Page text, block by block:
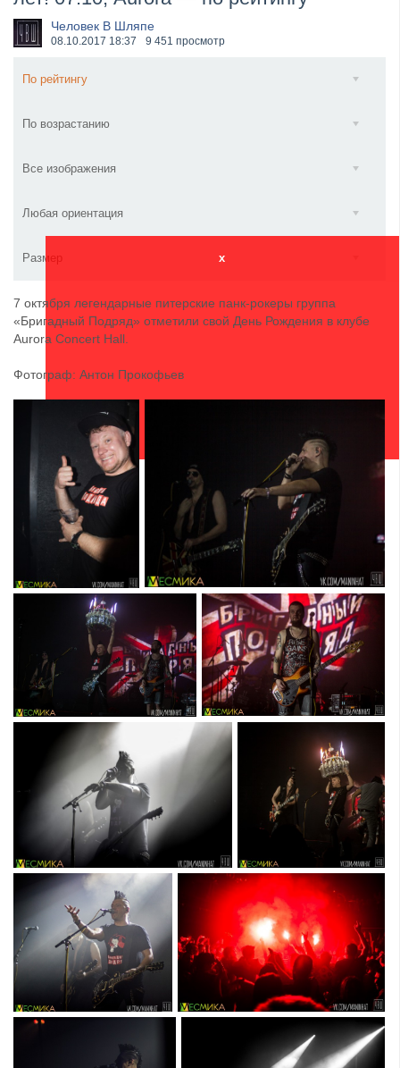
​Wacken Open Air 2027 объявил новую волну участ...
Человек В Шляпе
08.10.2017 18:37 9 451 просмотр
По рейтингу
По возрастанию
Все изображения
Любая ориентация
Размер x
7 октября легендарные питерские панк-рокеры группа
«Бригадный Подряд» отметили свой День Рождения в клубе
Aurora Concert Hall.
Фотограф: Антон Прокофьев